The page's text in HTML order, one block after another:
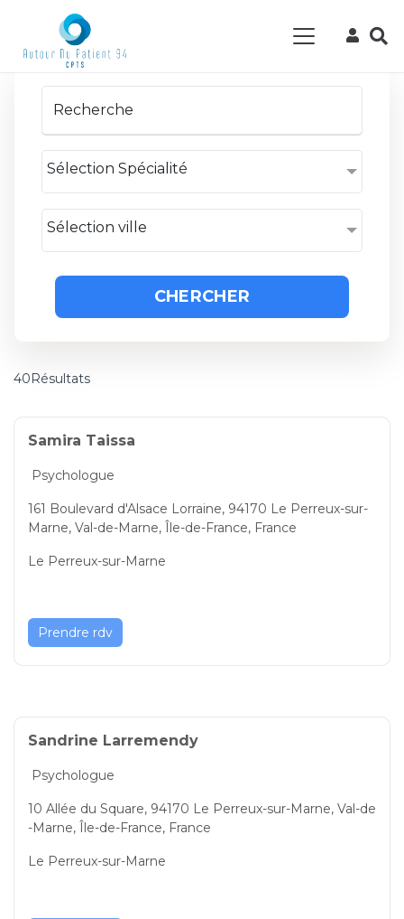
Sélection Spécialité
Sélection ville
CHERCHER
40Résultats
Samira Taissa
Psychologue
161 Boulevard d'Alsace Lorraine, 94170 Le Perreux-sur-
Marne, Val-de-Marne, Île-de-France, France
Le Perreux-sur-Marne
Prendre rdv
Sandrine Larremendy
Psychologue
10 Allée du Square, 94170 Le Perreux-sur-Marne, Val-de
-Marne, Île-de-France, France
Le Perreux-sur-Marne